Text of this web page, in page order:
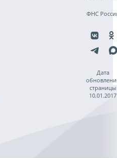
ФНС
Дата
страницы
10.01.2017